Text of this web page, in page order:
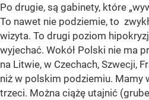
Po drugie, są gabinety, które
To nawet nie podziemie, to
wizyta. To drugi poziom
wyjechać. Wokół Polski nie ma
na Litwie, w Czechach, Szwecji,
niż w polskim podziemiu. Mamy
trzeci. Można ciążę utajnić